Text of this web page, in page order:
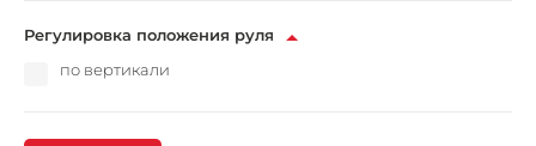
Регулировка положения руля
по вертикали